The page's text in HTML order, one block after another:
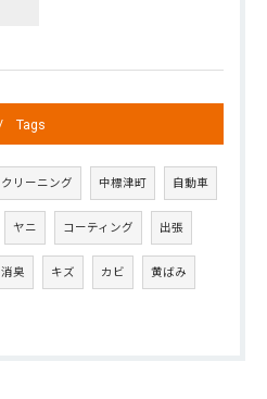
Tags
クリーニング 中標津町 自動車
ヤニ コーティング 出張
消臭 キズ カビ 黄ばみ